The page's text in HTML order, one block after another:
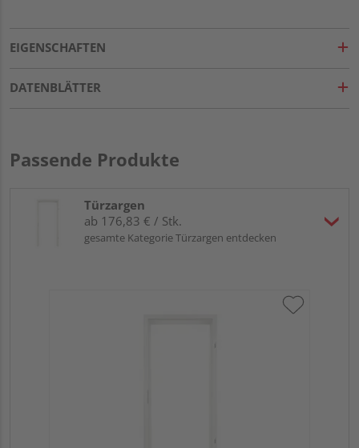
EIGENSCHAFTEN
DATENBLÄTTER
Passende Produkte
Türzargen
ab 176,83 € / Stk.
gesamte Kategorie Türzargen entdecken